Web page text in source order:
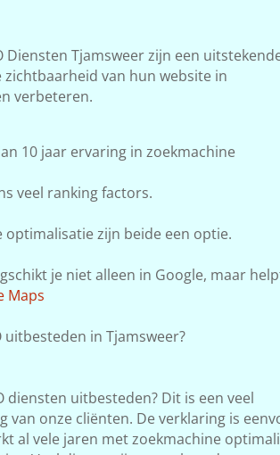
Diensten Tjamsweer zijn een
van hun website in
verbeteren.
10 jaar ervaring in zoekmachine
veel ranking factors.
optimalisatie zijn beide een optie.
je niet alleen in Google, maar
Maps
uitbesteden in Tjamsweer?
diensten uitbesteden? Dit is een veel
van onze cliënten. De verklaring is
al vele jaren met zoekmachine